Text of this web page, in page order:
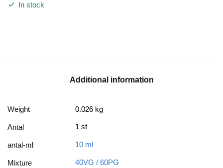
In stock
Additional information
Weight 0.026 kg
Antal 1 st
antal-ml 10 ml
Mixture 40VG / 60PG